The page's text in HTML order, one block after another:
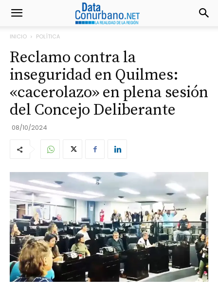
INICIO POLÍTICA
Reclamo contra la
inseguridad en Quilmes:
«cacerolazo» en plena sesión
del Concejo Deliberante
08/10/2024